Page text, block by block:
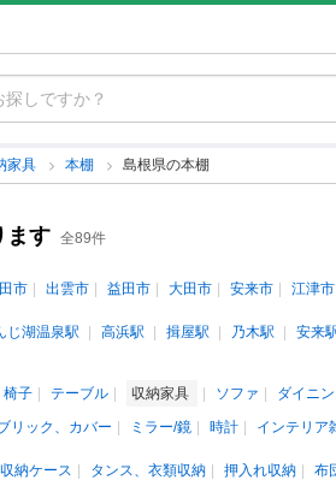
家具 本棚 島根県の本棚
ます 全89件
市 出雲市 益田市 大田市 安来市 江津市
じ湖温泉駅 高浜駅 揖屋駅 乃木駅 安来
椅子 テーブル 収納家具 ソファ ダイニ
リック、カバー ミラー/鏡 時計 インテリア
収納ケース タンス、衣類収納 押入れ収納 布